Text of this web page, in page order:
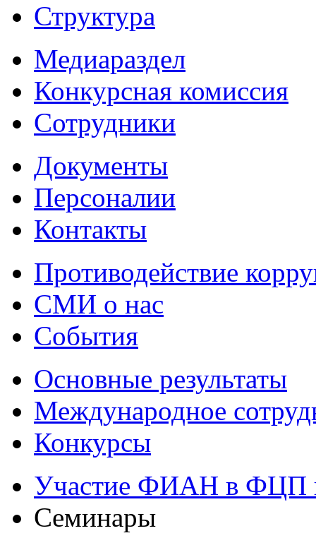
Структура
Медиараздел
Конкурсная комиссия
Сотрудники
Документы
Персоналии
Контакты
Противодействие
СМИ о нас
События
Основные результаты
Международное
Конкурсы
Участие ФИАН в ФЦП
Семинары